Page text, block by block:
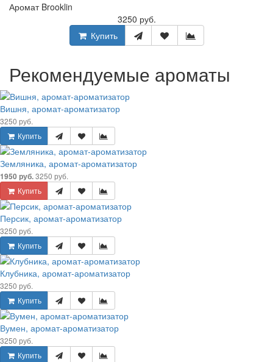
Аромат Brooklin
3250 руб.
Купить
Рекомендуемые ароматы
Вишня, аромат-ароматизатор
3250 руб.
Купить
Земляника, аромат-ароматизатор
1950 руб.3250 руб.
Купить
Персик, аромат-ароматизатор
3250 руб.
Купить
Клубника, аромат-ароматизатор
3250 руб.
Купить
Вумен, аромат-ароматизатор
3250 руб.
Купить